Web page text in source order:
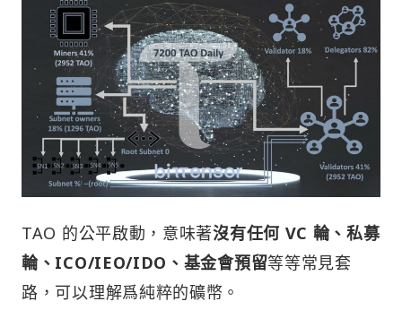
TAO 的公平啟動，意味著沒有任何 VC 輪、私募
輪、ICO/IEO/IDO、基金會預留等等常見套
路，可以理解爲純粹的礦幣。